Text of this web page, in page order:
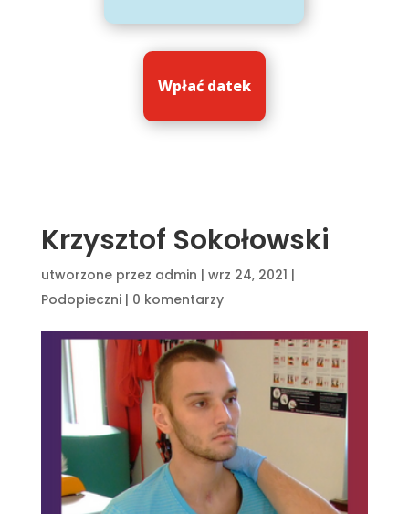
Wpłać datek
Krzysztof Sokołowski
utworzone przez admin | wrz 24, 2021 |
Podopieczni| 0 komentarzy